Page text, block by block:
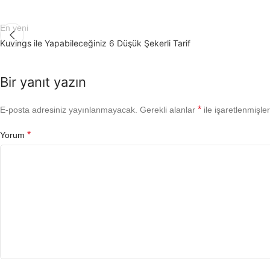
En yeni
Kuvings ile Yapabileceğiniz 6 Düşük Şekerli Tarif
Bir yanıt yazın
E-posta adresiniz yayınlanmayacak. Gerekli alanlar * ile
Yorum *